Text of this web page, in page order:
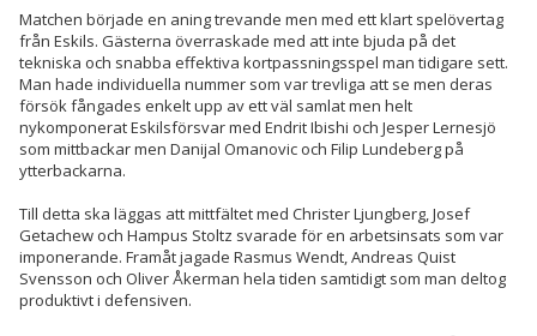
Matchen började en aning trevande men med ett klart spelövertag
från Eskils. Gästerna överraskade med att inte bjuda på det
tekniska och snabba effektiva kortpassningsspel man tidigare sett.
Man hade individuella nummer som var trevliga att se men deras
försök fångades enkelt upp av ett väl samlat men helt
nykomponerat Eskilsförsvar med Endrit Ibishi och Jesper Lernesjö
som mittbackar men Danijal Omanovic och Filip Lundeberg på
ytterbackarna.
Till detta ska läggas att mittfältet med Christer Ljungberg, Josef
Getachew och Hampus Stoltz svarade för en arbetsinsats som var
imponerande. Framåt jagade Rasmus Wendt, Andreas Quist
Svensson och Oliver Åkerman hela tiden samtidigt som man deltog
produktivt i defensiven.